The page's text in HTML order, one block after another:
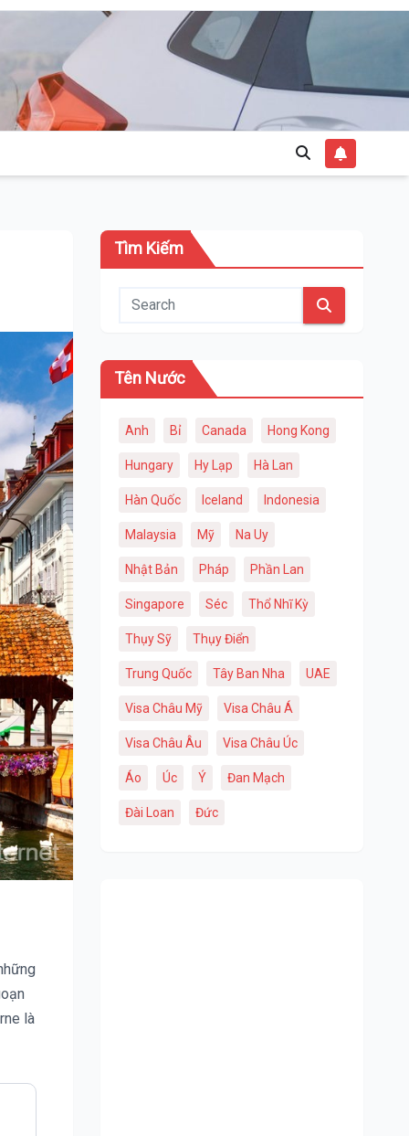
là
Tìm Kiếm
Tên Nước
Anh Bỉ Canada Hong Kong
Hungary Hy Lạp Hà Lan
Hàn Quốc Iceland Indonesia
Malaysia Mỹ Na Uy
Nhật Bản Pháp Phần Lan
Singapore Séc Thổ Nhĩ Kỳ
Thụy Sỹ Thụy Điển
Trung Quốc Tây Ban Nha UAE
Visa Châu Mỹ Visa Châu Á
Visa Châu Âu Visa Châu Úc
Áo Úc Ý Đan Mạch
Đài Loan Đức